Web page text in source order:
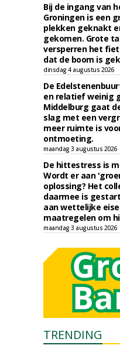
Bij de ingang van
Groningen is een
plekken geknakt
gekomen. Grote
versperren het
dat de boom is
dinsdag 4 augustus 2026
De
en relatief weinig
Middelburg gaat
slag met een
meer ruimte is
ontmoeting.
maandag 3 augustus 2026
De hittestress is
Wordt er aan
oplossing? Het
daarmee is
aan wettelijke
maatregelen om
maandag 3 augustus 2026
TRENDING